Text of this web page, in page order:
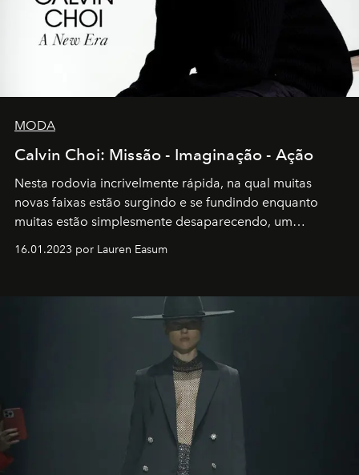
MODA
Calvin Choi: Missão - Imaginação - Ação
Nesta rodovia incrivelmente rápida, na qual muitas
novas faixas estão surgindo e se fundindo enquanto
muitas estão simplesmente desaparecendo, um
transportador AMTD abrindo caminho para muitos
por propósitos, com um claro senso de missão na vida e
16.01.2023 por Lauren Easum